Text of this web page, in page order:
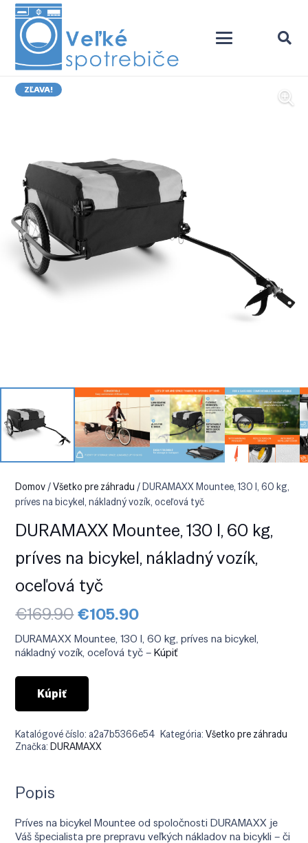
ZĽAVA!
Domov/Všetko pre záhradu / DURAMAXX Mountee, 130 l, 60 kg,
príves na bicykel, nákladný vozík, oceľová tyč
DURAMAXX Mountee, 130 l, 60 kg,
príves na bicykel, nákladný vozík,
oceľová tyč
€169.90Pôvodná
cena
bola:
€169.90.
€105.90Aktuálna
je:
€105.90.
DURAMAXX Mountee, 130 l, 60 kg, príves na bicykel,
nákladný vozík, oceľová tyč –Kúpiť
Kúpiť
Katalógové číslo: a2a7b5366e54 Kategória:Všetko pre záhradu
Značka:DURAMAXX
Popis
Príves na bicykel Mountee od spoločnosti DURAMAXX je
Váš špecialista pre prepravu veľkých nákladov na bicykli – či